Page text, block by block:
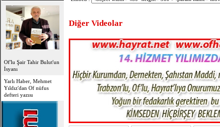
Of'lu Şair Tahir Bulut'un
İsyanı
Yarlı Haber, Mehmet
Yıldız'dan Of nüfus
defteri yazısı
Diğer Videolar